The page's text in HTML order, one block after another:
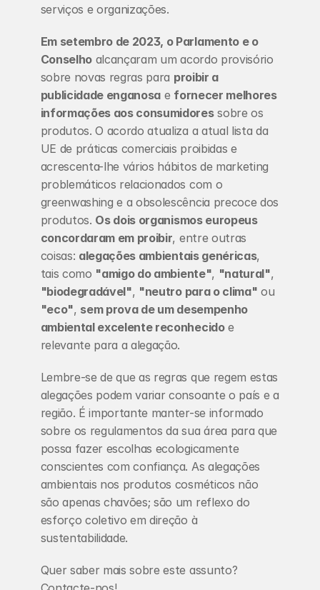
serviços e organizações.
Em setembro de 2023, o Parlamento e o
Conselho alcançaram um acordo provisório
sobre novas regras para proibir a
publicidade enganosa e fornecer melhores
informações aos consumidores sobre os
produtos. O acordo atualiza a atual lista da
UE de práticas comerciais proibidas e
acrescenta-lhe vários hábitos de marketing
problemáticos relacionados com o
greenwashing e a obsolescência precoce dos
produtos. Os dois organismos europeus
concordaram em proibir, entre outras
coisas: alegações ambientais genéricas,
tais como "amigo do ambiente", "natural"
"biodegradável", "neutro para o clima"
"eco", sem prova de um desempenho
ambiental excelente reconhecido e
relevante para a alegação.
Lembre-se de que as regras que regem estas
alegações podem variar consoante o país e a
região. É importante manter-se informado
sobre os regulamentos da sua área para que
possa fazer escolhas ecologicamente
conscientes com confiança. As alegações
ambientais nos produtos cosméticos não
são apenas chavões; são um reflexo do
esforço coletivo em direção à
sustentabilidade.
Quer saber mais sobre este assunto?